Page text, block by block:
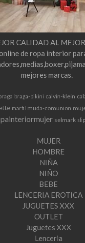
CALIDAD AL
de ropa interior
mejores marcas.
braga-bikini calvin-klein
marfil muda-comunion
selmark slip
MUJER
HOMBRE
NIÑA
NIÑO
BEBE
LENCERIA EROTICA
JUGUETES XXX
OUTLET
Juguetes XXX
Lenceria